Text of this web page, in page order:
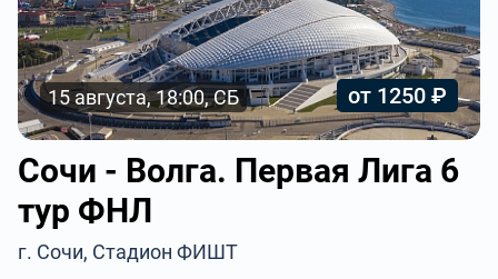
15 августа, 18:00, СБ от 1250 ₽
Сочи - Волга. Первая Лига 6
тур ФНЛ
г. Сочи, Стадион ФИШТ